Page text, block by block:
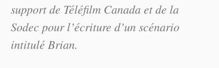
support de Téléfilm Canada et de la
Sodec pour l’écriture d’un scénario
intitulé Brian.